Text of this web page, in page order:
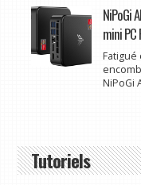
NiPoGi
mini PC
NiPoGi
Tutoriels